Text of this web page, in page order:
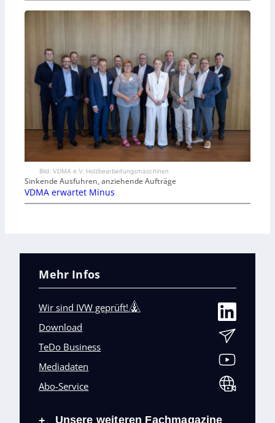
Bild: VDMA e.V. Holzbearbeitungsmaschinen
Sinkende Ausfuhren, anziehende Aufträge
VDMA erwartet Minus
Mehr Infos
Wir sind IVW geprüft!
Download
TeDo Business
Mediadaten
Abo-Service
+ Unsere weiteren Fachmagazine